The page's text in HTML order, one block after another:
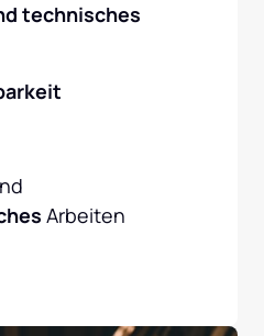
technisches
Arbeiten